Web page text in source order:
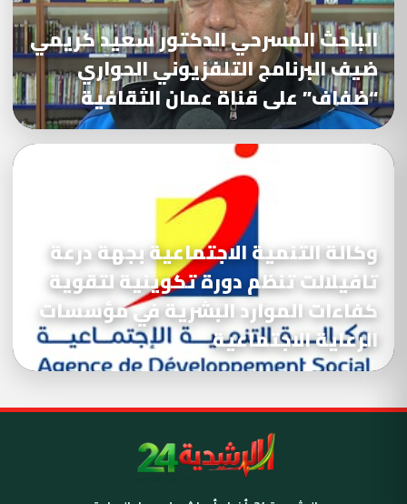
الباحث المسرحي الدكتور سعيد كريمي
ضيف البرنامج التلفزيوني الحواري
“ضفاف” على قناة عمان الثقافية
وكالة التنمية الاجتماعية بجهة درعة
تافيلالت تنظم دورة تكوينية لتقوية
كفاءات الموارد البشرية في مؤسسات
الرعاية الاجتماعية